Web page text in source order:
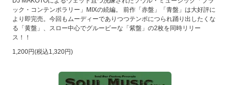
ック・コンテンポラリー」MIXの続編。 前作「赤盤」「青盤」は大好評に
より即完売。今回もムーディーでありつつテンポにつられ踊り出したくな
る「黄盤」、スロー中心でグルービーな「紫盤」の2枚を同時リリー
ス！！
1,200円(税込1,320円)